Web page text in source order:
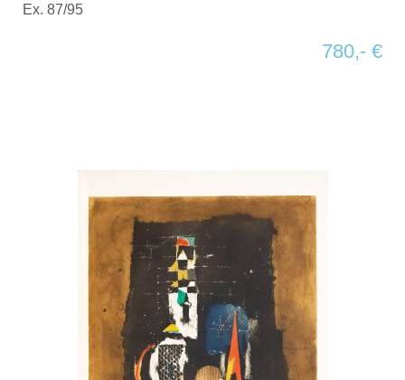
Ex. 87/95
780,- €